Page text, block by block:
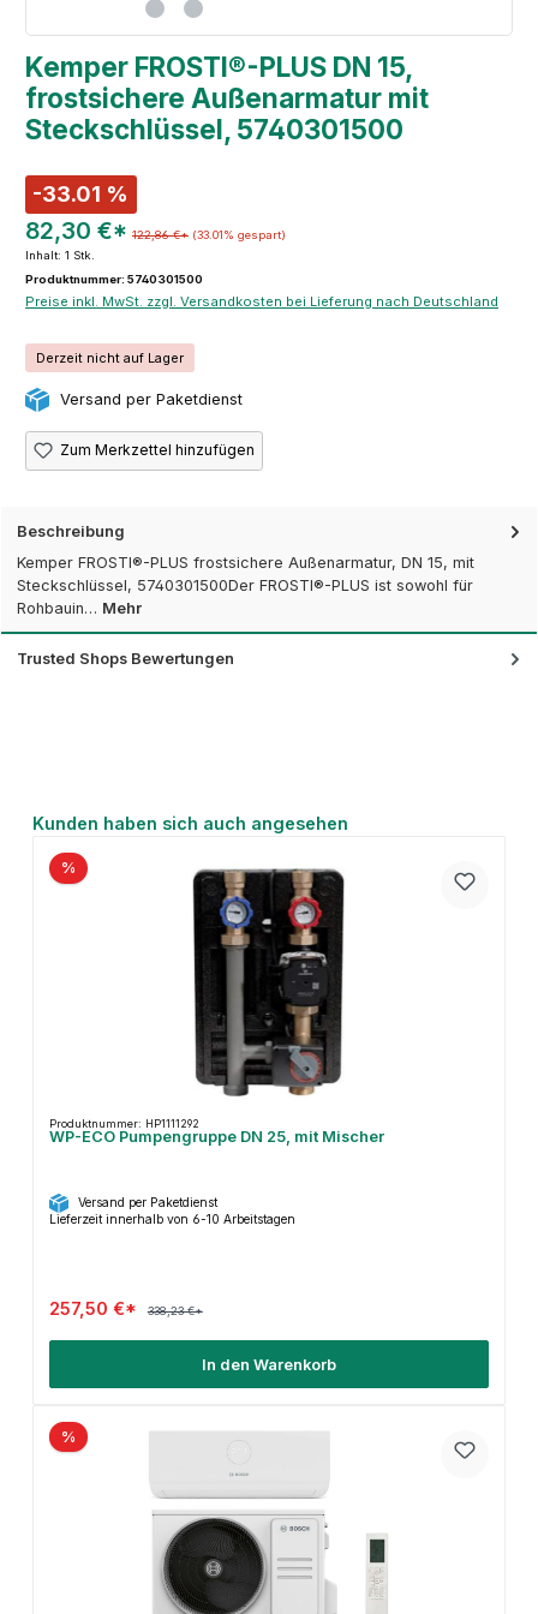
Kemper FROSTI®-PLUS DN 15,
frostsichere Außenarmatur mit
Steckschlüssel, 5740301500
-33.01 %
82,30 €* 122,86 €* (33.01% gespart)
Inhalt: 1 Stk.
Produktnummer: 5740301500
Preise inkl. MwSt. zzgl. Versandkosten bei Lieferung nach Deutschland
Derzeit nicht auf Lager
Versand per Paketdienst
Zum Merkzettel hinzufügen
Beschreibung
Kemper FROSTI®-PLUS frostsichere Außenarmatur, DN 15, mit
Steckschlüssel, 5740301500Der FROSTI®-PLUS ist sowohl für
Rohbauin… Mehr
Trusted Shops Bewertungen
Produktgalerie überspringen
Kunden haben sich auch angesehen
%
Produktnummer: HP1111292
WP-ECO Pumpengruppe DN 25, mit Mischer
Versand per Paketdienst
Lieferzeit innerhalb von 6-10 Arbeitstagen
257,50 €* 338,23 €*
In den Warenkorb
%